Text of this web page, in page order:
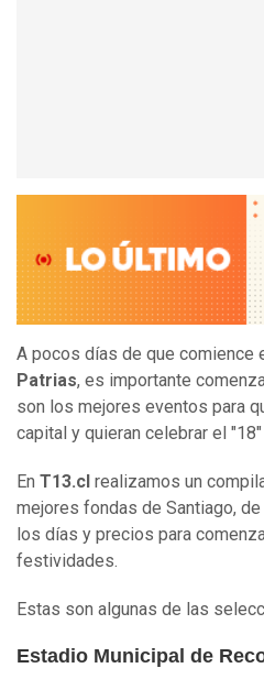
A pocos días de que comience
Patrias, es importante
son los mejores eventos para
capital y quieran celebrar el
En T13.cl realizamos un
mejores fondas de Santiago,
los días y precios para
festividades.
Estas son algunas de las
Estadio Municipal de